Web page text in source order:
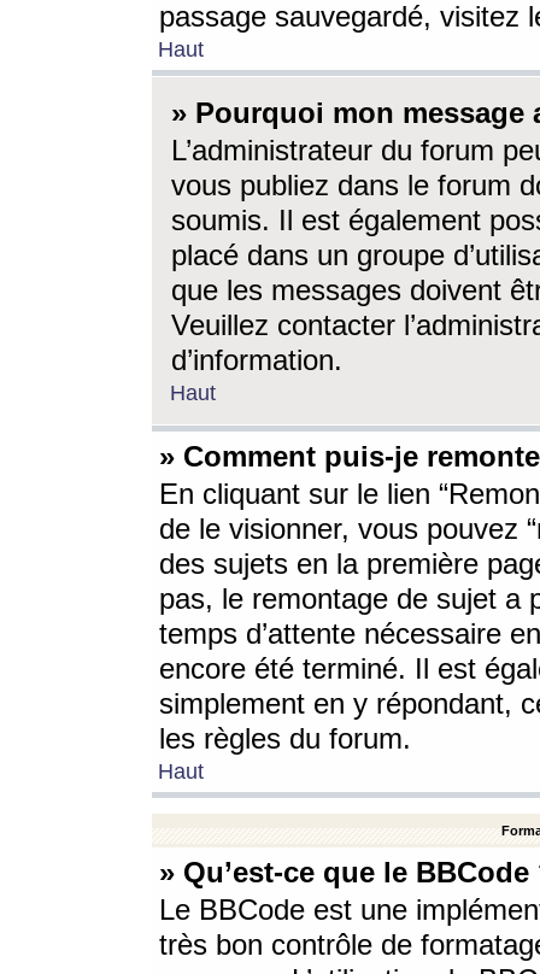
passage sauvegardé, visitez
Haut
» Pourquoi mon message
L’administrateur du forum
vous publiez dans le forum
soumis. Il est également
placé dans un groupe
que les messages doivent
Veuillez contacter
d’information.
Haut
» Comment puis-je
En cliquant sur le lien
de le visionner, vous pouvez
des sujets en la première
pas, le remontage de sujet a
temps d’attente nécessaire
encore été terminé. Il est
simplement en y répondant,
les règles du forum.
Haut
» Qu’est-ce que le BBCode
Le BBCode est une
très bon contrôle de